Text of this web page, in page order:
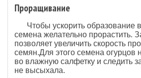
Проращивание
Чтобы ускорить образование
семена желательно прорастить.
позволяет увеличить скорость
семян.Для этого семена огурцов
во влажную салфетку и следить
не высыхала.